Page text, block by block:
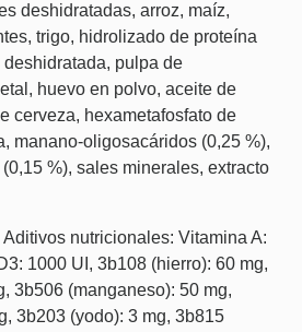
deshidratadas, arroz, maíz,
trigo, hidrolizado de proteína
pulpa de
huevo en polvo, aceite de
cerveza, hexametafosfato de
manano-oligosacáridos (0,25 %),
%), sales minerales, extracto
Aditivos nutricionales: Vitamina A:
1000 UI, 3b108 (hierro): 60 mg,
3b506 (manganeso): 50 mg,
3b203 (yodo): 3 mg, 3b815